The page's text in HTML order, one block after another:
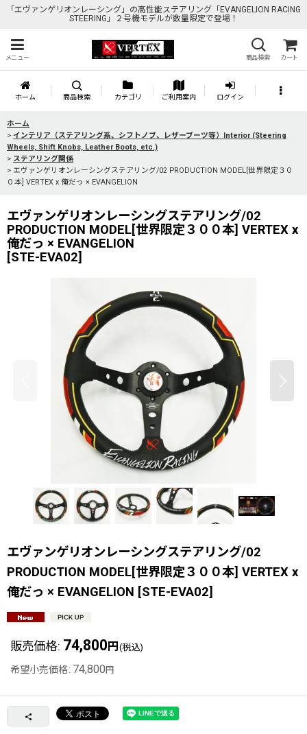
「エヴァンゲリオンレーシング」の高性能ステアリング「EVANGELION RACING
STEERING」２号機モデルが数量限定で登場！
メニュー 商品検索 カート
ホーム 商品検索 カテゴリ ご利用案内 ログイン
ホーム
> インテリア（ステアリング系、シフトノブ、レザーブーツ等）Interior (Steering
Wheels, Shift Knobs, Leather Boots, etc.)
> ステアリング関係
> エヴァンゲリオンレーシングステアリング/02 PRODUCTION MODEL[世界限定３０
０本] VERTEX x 俺だっ × EVANGELION
エヴァンゲリオンレーシングステアリング/02
PRODUCTION MODEL[世界限定３００本] VERTEX x
俺だっ × EVANGELION
[STE-EVA02]
エヴァンゲリオンレーシングステアリング/02
PRODUCTION MODEL[世界限定３００本] VERTEX x
俺だっ × EVANGELION [STE-EVA02]
販売価格: 74,800 円 (税込)
希望小売価格: 74,800 円